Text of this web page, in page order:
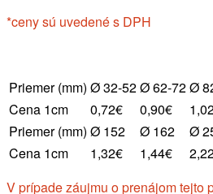
*ceny sú uvedené s DPH
Priemer (mm) Ø 32-52Ø 62-72Ø
Cena 1cm
0,72€ 0,90€
Priemer (mm) Ø 152 Ø 162 Ø
Cena 1cm
1,32€ 1,44€
V prípade záujmu o prenájom tejto